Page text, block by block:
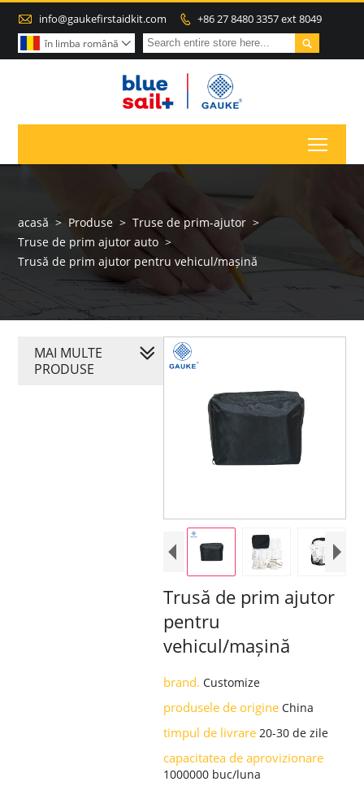
 info@gaukefirstaidkit.com  +86 27 8480 3357 ext 8049

în limba română 
acasă > Produse > Truse de prim-ajutor >
Truse de prim ajutor auto >
Trusă de prim ajutor pentru vehicul/mașină
Trusă de prim ajutor
pentru
vehicul/mașină
brand. Customize
produsele de origine China
timpul de livrare 20-30 de zile
capacitatea de aprovizionare
1000000 buc/luna
MAI MULTE
PRODUSE